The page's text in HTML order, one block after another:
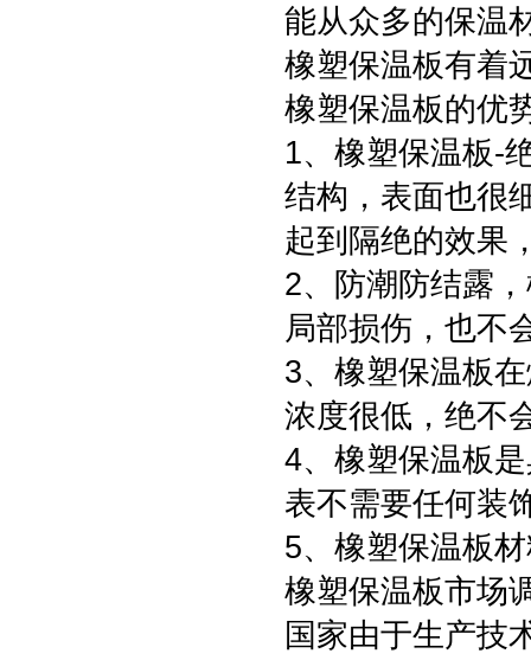
能从众多的保温
橡塑保温板有着
橡塑保温板的优
1、橡塑保温板-
结构，表面也很
起到隔绝的效果
2、防潮防结露
局部损伤，也不
3、橡塑保温板
浓度很低，绝不
4、橡塑保温板
表不需要任何装
5、橡塑保温板
橡塑保温板市场
国家由于生产技